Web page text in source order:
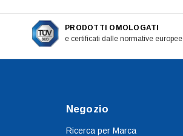
PRODOTTI OMOLOGATI
e certificati dalle normative europee
Negozio
Ricerca per Marca